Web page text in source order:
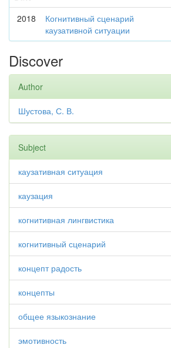
2018
Когнитивный сценарий
каузативной ситуации
Discover
Author
Шустова, С. В.
Subject
каузативная ситуация
каузация
когнитивная лингвистика
когнитивный сценарий
концепт радость
концепты
общее языкознание
эмотивность